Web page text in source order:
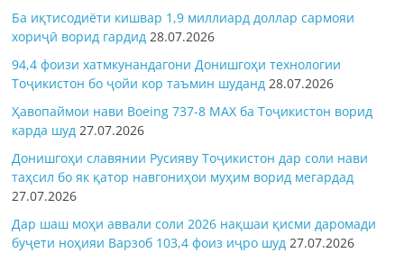
Ба иқтисодиёти кишвар 1,9 миллиард доллар сармояи
хориҷӣ ворид гардид 28.07.2026
94,4 фоизи хатмкунандагони Донишгоҳи технологии
Тоҷикистон бо ҷойи кор таъмин шуданд 28.07.2026
Ҳавопаймои нави Boeing 737-8 MAX ба Тоҷикистон ворид
карда шуд 27.07.2026
Донишгоҳи славянии Русияву Тоҷикистон дар соли нави
таҳсил бо як қатор навгониҳои муҳим ворид мегардад
27.07.2026
Дар шаш моҳи аввали соли 2026 нақшаи қисми даромади
буҷети ноҳияи Варзоб 103,4 фоиз иҷро шуд 27.07.2026